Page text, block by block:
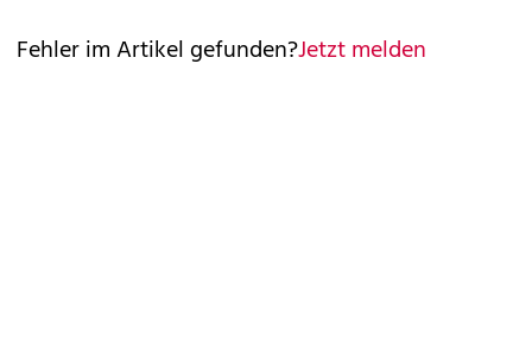
Fehler im Artikel gefunden?Jetzt melden